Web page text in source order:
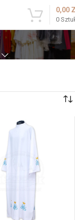
0
0,00